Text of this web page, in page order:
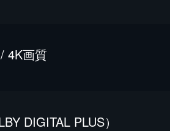
4K画質
DIGITAL PLUS）